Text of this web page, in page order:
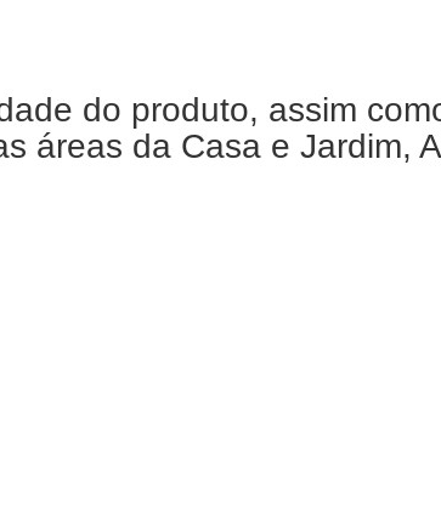
do produto, assim
áreas da Casa e Jardim,